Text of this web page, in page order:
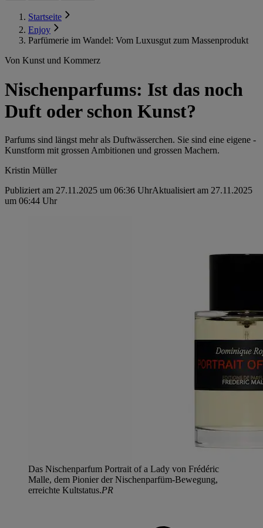
Startseite
Enjoy
Parfümerie im Wandel: Vom Luxusgut zum Massenprodukt
Von Kunst und Kommerz
Nischenparfums: Ist das noch
Duft oder schon Kunst?
Parfums sind längst mehr als Duftwässerchen. Sie sind eine eigene ­
Kunstform mit grossen Ambitionen und grossen Machern.
Kristin Müller
Publiziert am 27.11.2025 um 06:36 UhrAktualisiert am 27.11.2025
um 06:44 Uhr
Das Nischenparfum Portrait of a Lady von Frédéric
Malle, dem Pionier der Nischenparfüm-Bewegung,
erreichte Kultstatus.PR